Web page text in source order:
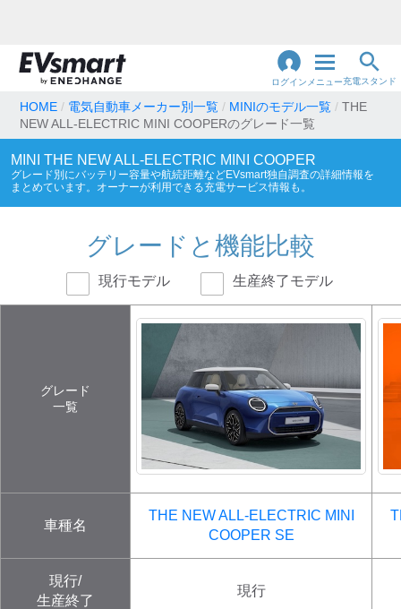
ログイン メニュー充電スタンド
地名・観光スポット・住所で検索
充電器の種類
急速充電器のみ表示
急速無料のみ表示
高速道路上のみ表示
24時間営業のみ表示
EV充電エネチェンジ e-Mobility Power
三菱ディーラーを表示
日産ディーラーを表示
トヨタディーラーを表
充電器の出力
HOME 電気自動車メーカー別一覧 MINIのモデル一覧
THE
NEW ALL-ELECTRIC MINI COOPERのグレード一覧
MINI THE NEW ALL-ELECTRIC MINI COOPER
グレード別にバッテリー容量や航続距離などEVsmart独自調査の詳細情報を
まとめています。オーナーが利用できる充電サービス情報も。
グレードと機能比較
現行モデル 生産終了モデル
グレード
一覧
車種名
THE NEW ALL-ELECTRIC MINI
COOPER SE
現行/
生産終了
現行